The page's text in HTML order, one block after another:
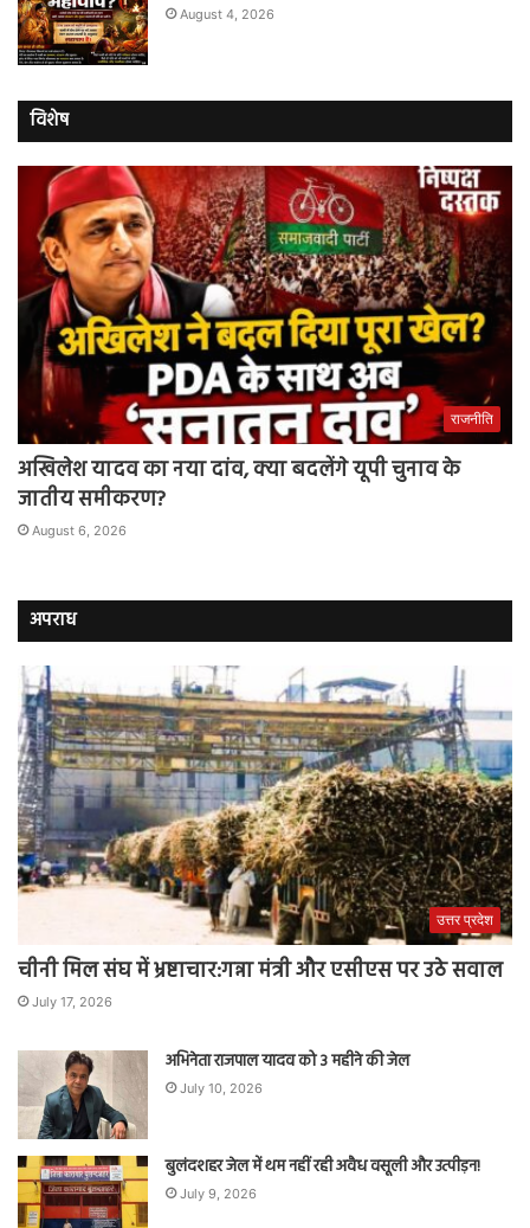
August 4, 2026
विशेष
राजनीति
अखिलेश यादव का नया दांव, क्या बदलेंगे यूपी चुनाव के
जातीय समीकरण?
August 6, 2026
अपराध
उत्तर प्रदेश
चीनी मिल संघ में भ्रष्टाचार:गन्ना मंत्री और एसीएस पर उठे सवाल
July 17, 2026
अभिनेता राजपाल यादव को 3 महीने की जेल
July 10, 2026
बुलंदशहर जेल में थम नहीं रही अवैध वसूली और उत्पीड़न!
July 9, 2026